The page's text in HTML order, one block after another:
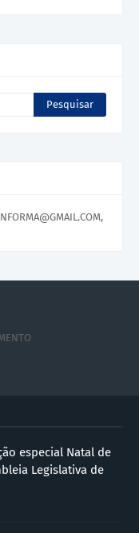
especial Natal de
Legislativa de